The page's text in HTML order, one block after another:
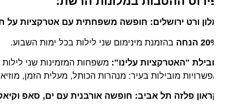
ורט ירושלים: חופשה משפחתית עם אטרקציות על
בהזמנת מינימום שני לילות בכל ימות השבוע.
"האטרקציות עלינו":משפחות המזמינות שני לילות
מובילות בעיר: מנהרות הכותל, מעלית הזמן,
פלזה תל אביב: חופשה אורבנית עם ים, סאפ וקיאקים